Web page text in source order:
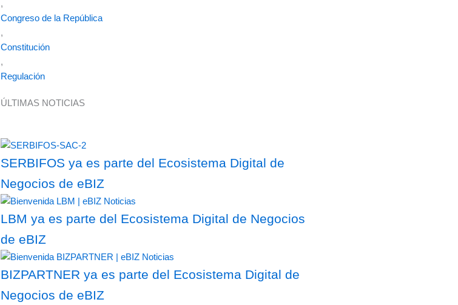
,
Congreso de la República
,
Constitución
,
Regulación
ÚLTIMAS NOTICIAS
SERBIFOS ya es parte del Ecosistema Digital de
Negocios de eBIZ
LBM ya es parte del Ecosistema Digital de Negocios
de eBIZ
BIZPARTNER ya es parte del Ecosistema Digital de
Negocios de eBIZ